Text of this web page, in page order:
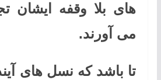
های بلا وقفه ایشان
می آورند.
تا باشد که نسل های